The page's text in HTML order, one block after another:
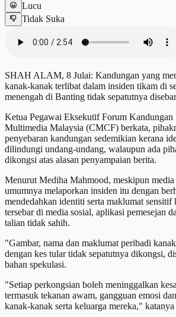
Lucu
Tidak Suka
SHAH ALAM, 8 Julai: Kandungan yang
kanak-kanak terlibat dalam insiden tikam di
menengah di Banting tidak sepatutnya
Ketua Pegawai Eksekutif Forum
Multimedia Malaysia (CMCF) berkata,
penyebaran kandungan sedemikian kerana
dilindungi undang-undang, walaupun ada
dikongsi atas alasan penyampaian berita.
Menurut Mediha Mahmood, meskipun media
umumnya melaporkan insiden itu dengan
mendedahkan identiti serta maklumat sensitif
tersebar di media sosial, aplikasi pemesejan
talian tidak sahih.
"Gambar, nama dan maklumat peribadi
dengan kes tular tidak sepatutnya dikongsi,
bahan spekulasi.
"Setiap perkongsian boleh meninggalkan
termasuk tekanan awam, gangguan emosi
kanak-kanak serta keluarga mereka,"